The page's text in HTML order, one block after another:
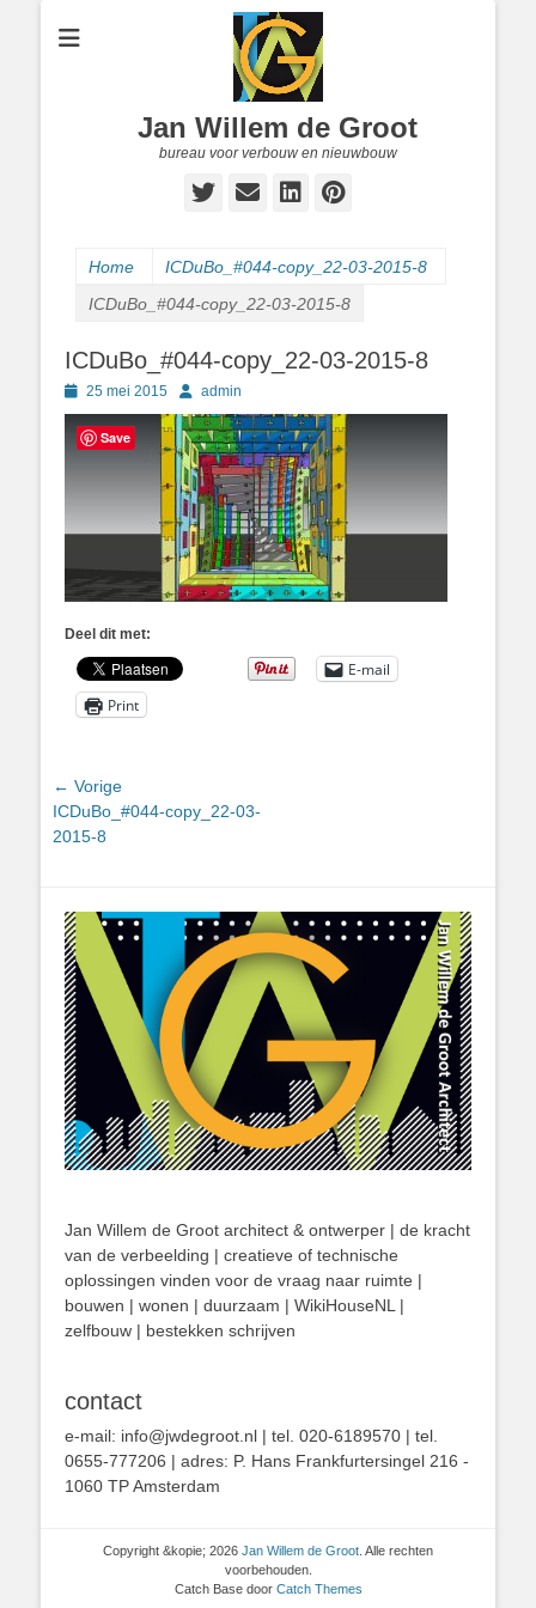
Jan Willem de Groot
bureau voor verbouw en nieuwbouw
Twitter
E-
LinkedIn
Pinterest
Home
ICDuBo_#044-copy_22-03-2015-8
ICDuBo_#044-copy_22-03-2015-8
ICDuBo_#044-copy_22-03-2015-8
Geplaatst
op
25 mei 2015 Authoradmin
Deel dit met:
E-mail
Print
Bericht
navigatie
← Vorige
Vorig
bericht:
ICDuBo_#044-copy_22-03-
2015-8
Jan Willem de Groot architect & ontwerper | de kracht
van de verbeelding | creatieve of technische
oplossingen vinden voor de vraag naar ruimte |
bouwen | wonen | duurzaam | WikiHouseNL |
zelfbouw | bestekken schrijven
contact
e-mail: info@jwdegroot.nl | tel. 020-6189570 | tel.
0655-777206 | adres: P. Hans Frankfurtersingel 216 -
1060 TP Amsterdam
Copyright &kopie; 2026 Jan Willem de Groot . Alle rechten
voorbehouden.
Catch Base door Catch Themes
Save